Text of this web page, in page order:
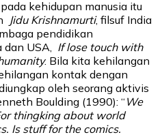
kehidupan manusia itu
Jidu Krishnamurti, filsuf India
pendidikan
dan USA, If lose touch with
. Bila kita kehilangan
kontak dengan
oleh seorang aktivis
Boulding (1990): “ We
thingking about world
Is stuff for the comics.